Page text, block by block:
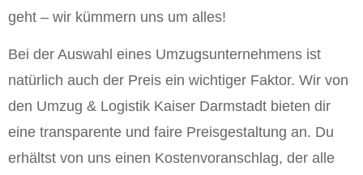
geht – wir kümmern uns um alles!
Bei der Auswahl eines Umzugsunternehmens ist
natürlich auch der Preis ein wichtiger Faktor. Wir von
den Umzug & Logistik Kaiser Darmstadt bieten dir
eine transparente und faire Preisgestaltung an. Du
erhältst von uns einen Kostenvoranschlag, der alle